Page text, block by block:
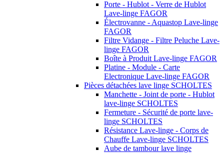
Porte - Hublot - Verre de Hublot
Lave-linge FAGOR
Électrovanne - Aquastop Lave-linge
FAGOR
Filtre Vidange - Filtre Peluche Lave-
linge FAGOR
Boîte à Produit Lave-linge FAGOR
Platine - Module - Carte
Electronique Lave-linge FAGOR
Pièces détachées lave linge SCHOLTES
Manchette - Joint de porte - Hublot
lave-linge SCHOLTES
Fermeture - Sécurité de porte lave-
linge SCHOLTES
Résistance Lave-linge - Corps de
Chauffe Lave-linge SCHOLTES
Aube de tambour lave linge